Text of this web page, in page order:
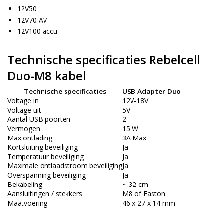
12V50
12V70 AV
12V100 accu
Technische specificaties Rebelcell
Duo-M8 kabel
Technische specificaties
USB Adapter Duo
Voltage in
12V-18V
Voltage uit
5V
Aantal USB poorten
2
Vermogen
15 W
Max ontlading
3A Max
Kortsluiting beveiliging
Ja
Temperatuur beveiliging
Ja
Maximale ontlaadstroom beveiligingJa
Overspanning beveiliging
Ja
Bekabeling
~ 32 cm
Aansluitingen / stekkers
M8 of Faston
Maatvoering
46 x 27 x 14 mm